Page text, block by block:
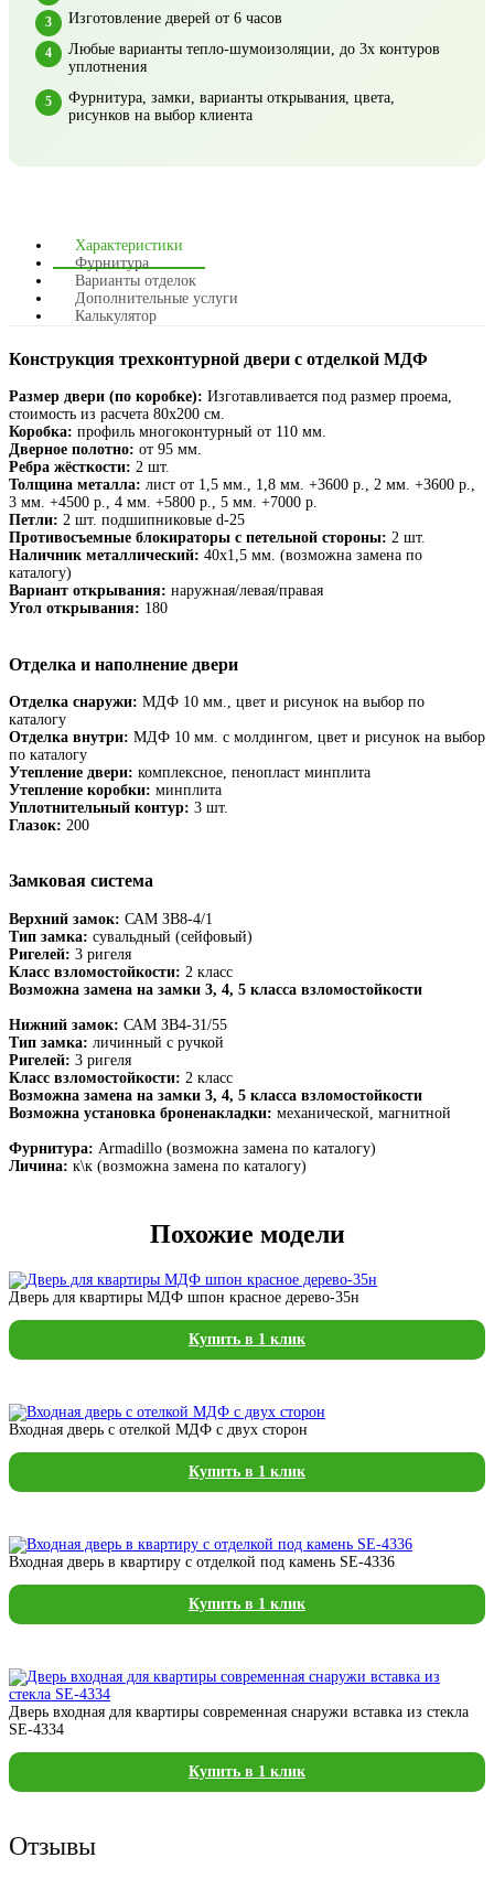
Изготовление дверей от 6 часов
Любые варианты тепло-шумоизоляции, до 3х контуров
уплотнения
Фурнитура, замки, варианты открывания, цвета,
рисунков на выбор клиента
Характеристики
Фурнитура
Варианты отделок
Дополнительные услуги
Калькулятор
Конструкция трехконтурной двери с отделкой МДФ
Размер двери (по коробке): Изготавливается под размер проема,
стоимость из расчета 80х200 см.
Коробка: профиль многоконтурный от 110 мм.
Дверное полотно: от 95 мм.
Ребра жёсткости: 2 шт.
Толщина металла: лист от 1,5 мм., 1,8 мм. +3600 р., 2 мм. +3600 р.,
3 мм. +4500 р., 4 мм. +5800 р., 5 мм. +7000 р.
Петли: 2 шт. подшипниковые d-25
Противосъемные блокираторы с петельной стороны: 2 шт.
Наличник металлический: 40х1,5 мм. (возможна замена по
каталогу)
Вариант открывания: наружная/левая/правая
Угол открывания: 180
Отделка и наполнение двери
Отделка снаружи: МДФ 10 мм., цвет и рисунок на выбор по
каталогу
Отделка внутри: МДФ 10 мм. с молдингом, цвет и рисунок на выбор
по каталогу
Утепление двери: комплексное, пенопласт минплита
Утепление коробки: минплита
Уплотнительный контур: 3 шт.
Глазок: 200
Замковая система
Верхний замок: САМ ЗВ8-4/1
Тип замка: сувальдный (сейфовый)
Ригелей: 3 ригеля
Класс взломостойкости: 2 класс
Возможна замена на замки 3, 4, 5 класса взломостойкости
Нижний замок: САМ ЗВ4-31/55
Тип замка: личинный с ручкой
Ригелей: 3 ригеля
Класс взломостойкости: 2 класс
Возможна замена на замки 3, 4, 5 класса взломостойкости
Возможна установка броненакладки: механической, магнитной
Фурнитура: Armadillo (возможна замена по каталогу)
Личина: к\к (возможна замена по каталогу)
Похожие модели
Дверь для квартиры МДФ шпон красное дерево-35н
Купить в 1 клик
Входная дверь с отелкой МДФ с двух сторон
Купить в 1 клик
Входная дверь в квартиру с отделкой под камень SE-4336
Купить в 1 клик
Дверь входная для квартиры современная снаружи вставка из стекла
SE-4334
Купить в 1 клик
Отзывы